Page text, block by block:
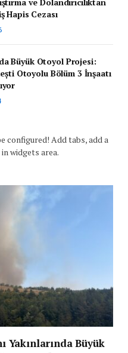
Hapis Cezası
Büyük Otoyol Projesi:
Otoyolu Bölüm 3 İnşaatı
configured! Add tabs, add a
widgets area.
Yakınlarında Büyük